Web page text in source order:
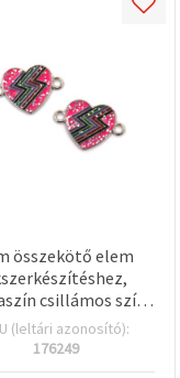
összekötő elem
csillámos szív,
mm, furat: 2 mm,
ezüst színű – 2 db
(leltári azonosító):
176249